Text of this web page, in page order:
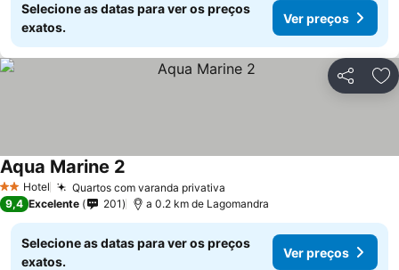
Selecione as datas para ver os preços
exatos.
Ver preços
Partilhar
2 Estrelas
Hotel Quartos com varanda privativa
Aqua Marine 2
9,4 Excelente 201 a 0.2 km de Lagomandra
Selecione as datas para ver os preços
exatos.
Ver preços